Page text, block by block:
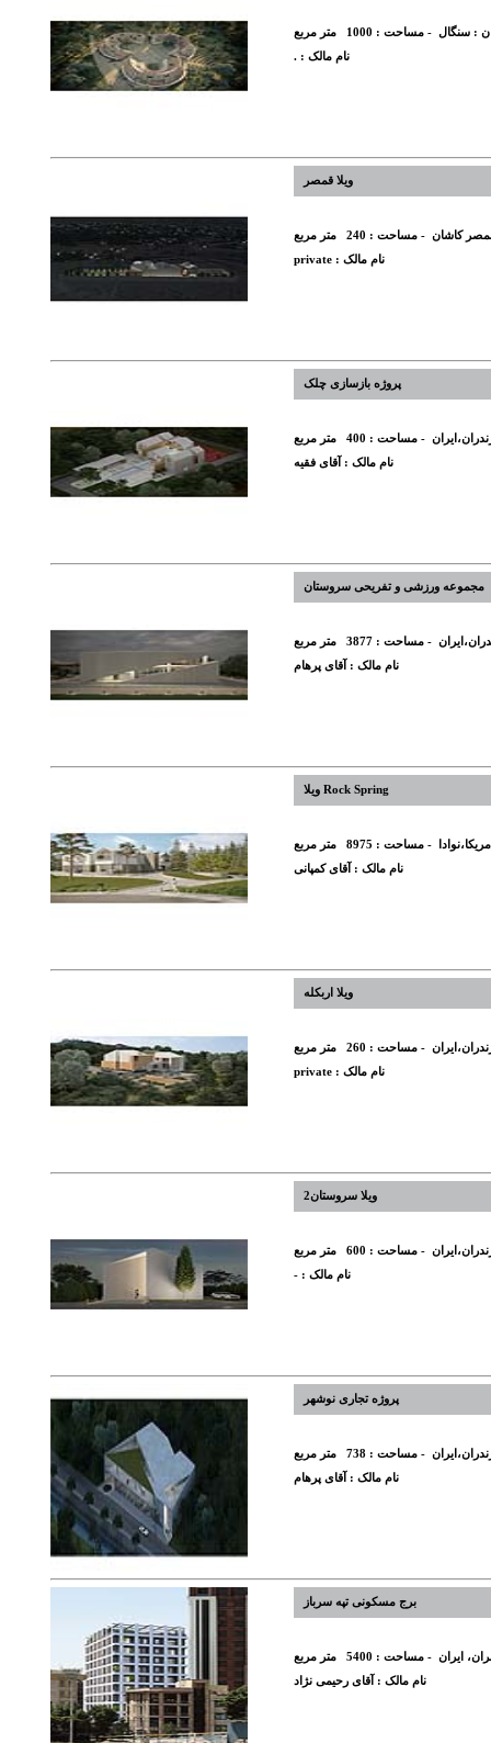
: سنگال - مساحت : 1000 متر مربع
نام مالک : .
ویلا قمصر
کاشان - مساحت : 240 متر مربع
نام مالک : private
پروژه بازسازی چلک
- مساحت : 400 متر مربع
نام مالک :
آقای فقیه
مجموعه ورزشی و تفریحی سروستان
- مساحت : 3877 متر مربع
نام مالک :
آقای پرهام
Rock Spring ویلا
- مساحت : 8975 متر مربع
نام مالک :
آقای کمپانی
ویلا اربکله
- مساحت : 260 متر مربع
نام مالک : private
ویلا سروستان2
- مساحت : 600 متر مربع
نام مالک : -
پروژه تجاری نوشهر
- مساحت : 738 متر مربع
نام مالک :
آقای پرهام
برج مسکونی تپه سرباز
ایران - مساحت : 5400 متر مربع
نام مالک :
آقای رحیمی نژاد